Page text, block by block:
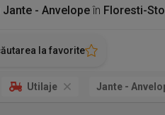
Jante - Anvelopeîn Floresti-
la favorite
Utilaje Jante -